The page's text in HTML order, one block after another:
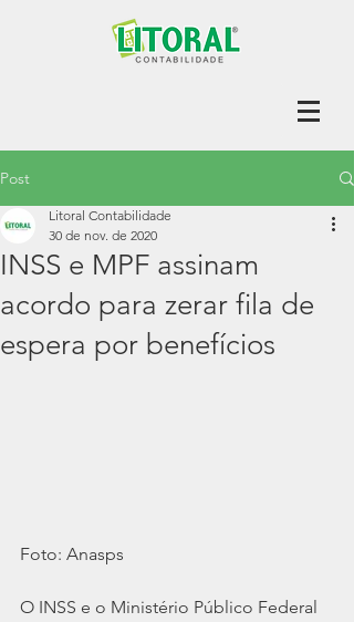
Post
INSS e MPF assinam
acordo para zerar fila de
espera por benefícios
Litoral Contabilidade
30 de nov. de 2020
Foto: Anasps
O INSS e o Ministério Público Federal